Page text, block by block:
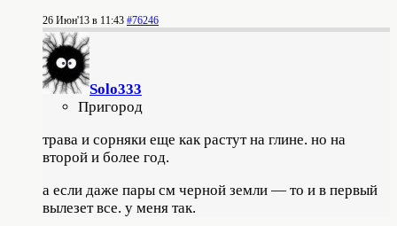
26 Июн'13 в 11:43 #76246
Solo333
Пригород
трава и сорняки еще как растут на глине. но на
второй и более год.
а если даже пары см черной земли — то и в первый
вылезет все. у меня так.